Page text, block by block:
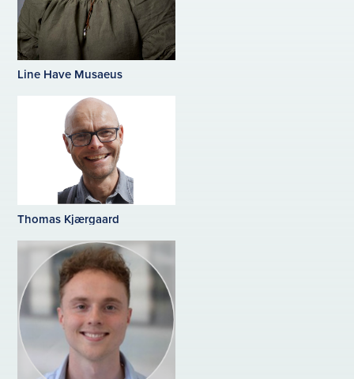
Line Have Musaeus
Thomas Kjærgaard